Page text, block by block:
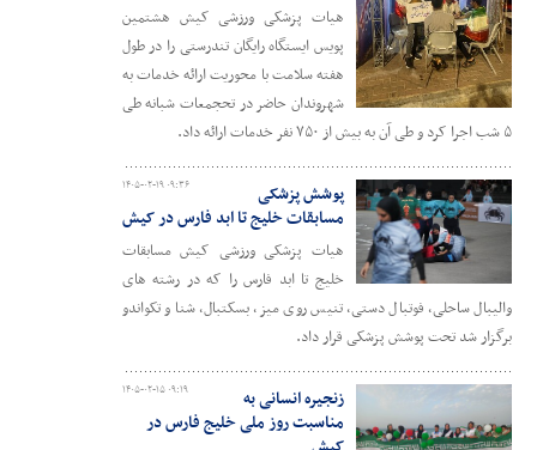
هیات پزشکی ورزشی کیش هشتمین
پویس ایستگاه رایگان تندرستی را در طول
هفته سلامت با محوریت ارائه خدمات به
شهروندان حاضر در تحجمعات شبانه طی
۵ شب اجرا کرد و طی آن به بیش از ۷۵۰ نفر خدمات ارائه داد.
۱۴۰۵-۰۲-۱۹ ۰۹:۳۶
پوشش پزشکی
مسابقات خلیج تا ابد فارس در کیش
هیات پزشکی ورزشی کیش مسابقات
خلیج تا ابد فارس را که در رشته های
والیبال ساحلی، فوتبال دستی، تنیس روی میز، بسکتبال، شنا و تکواندو
برگزار شد تحت پوشش پزشکی قرار داد.
۱۴۰۵-۰۲-۱۵ ۰۹:۱۹
زنجیره انسانی به
مناسبت روز ملی خلیج فارس در